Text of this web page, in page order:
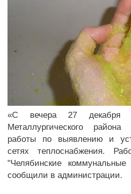
«С вечера 27 декабря
Металлургического
работы по выявлению и
сетях теплоснабжения.
"Челябинские
сообщили в администрации.